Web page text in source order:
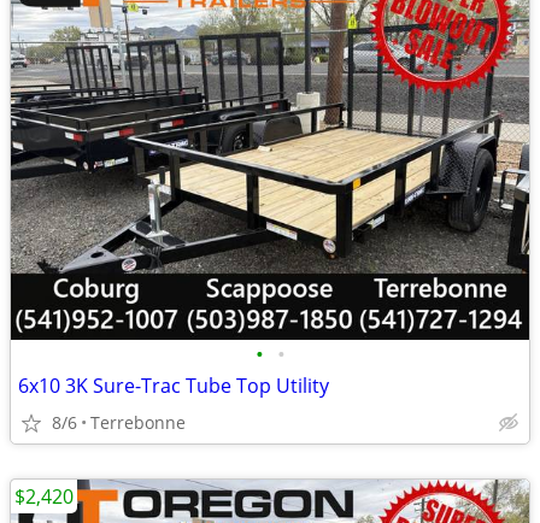
• •
6x10 3K Sure-Trac Tube Top Utility
8/6 Terrebonne
$2,420